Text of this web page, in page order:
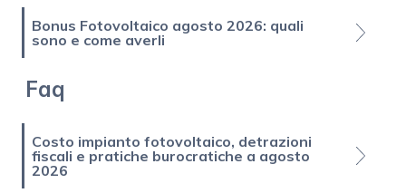
Bonus Fotovoltaico agosto 2026: quali
sono e come averli
Faq
Costo impianto fotovoltaico, detrazioni
fiscali e pratiche burocratiche a agosto
2026